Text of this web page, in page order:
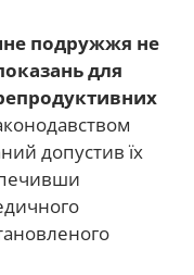
подружжя не
для
допустив їх